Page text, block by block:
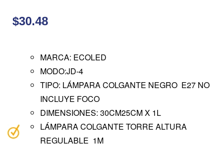
$30.48
MARCA: ECOLED
MODO:JD-4
TIPO: LÁMPARA COLGANTE NEGRO E27 NO
INCLUYE FOCO
DIMENSIONES: 30CM25CM X 1L
LÁMPARA COLGANTE TORRE ALTURA
REGULABLE 1M